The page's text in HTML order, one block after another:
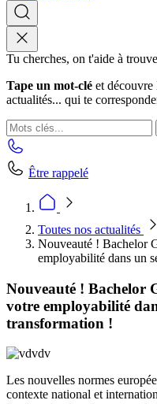
Tu cherches, on t'aide à
Tape un mot-clé et découvre
actualités... qui te
Être rappelé
Toutes nos actualités
Nouveauté ! Bachelor
employabilité dans un
Nouveauté ! Bachelor
votre employabilité
transformation !
Les nouvelles normes
contexte national et